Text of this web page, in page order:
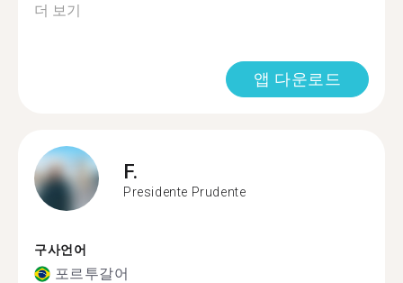
더 보기
앱 다운로드
F.
Presidente Prudente
구사언어
포르투갈어